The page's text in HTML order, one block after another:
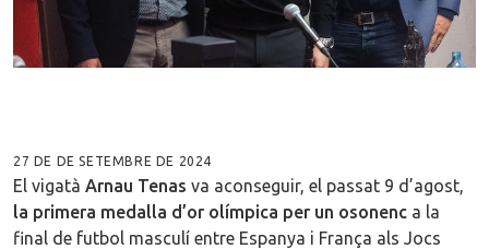
27 DE DE SETEMBRE DE 2024
El vigatà Arnau Tenas va aconseguir, el passat 9 d’agost,
la primera medalla d’or olímpica per un osonenc a la
final de futbol masculí entre Espanya i França als Jocs